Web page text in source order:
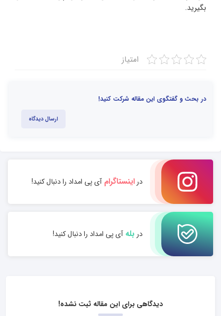
بگیرید.
امتیاز
در بحث و گفتگوی این مقاله شرکت کنید!
ارسال دیدگاه
دراینستاگرامآی پی امداد را دنبال کنید!
در بلهآی پی امداد را دنبال کنید!
دیدگاهی برای این مقاله ثبت نشده!